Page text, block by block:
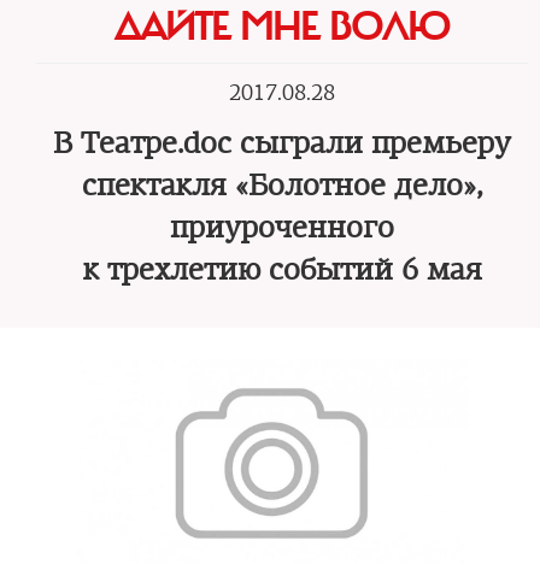
ДАЙТЕ МНЕ ВОЛЮ
2017.08.28
В Театре.doc сыграли премьеру
спектакля «Болотное дело»,
приуроченного
к трехлетию событий 6 мая